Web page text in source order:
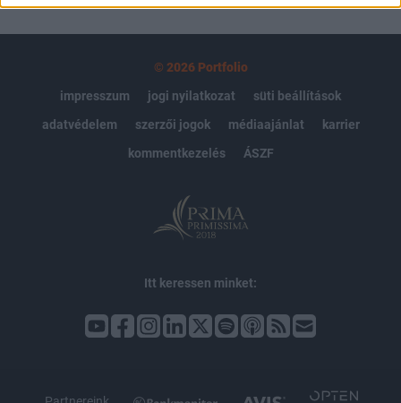
© 2026 Portfolio
impresszum
jogi nyilatkozat
süti beállítások
adatvédelem
szerzői jogok médiaajánlat
karrier
kommentkezelés
ÁSZF
Itt keressen minket: